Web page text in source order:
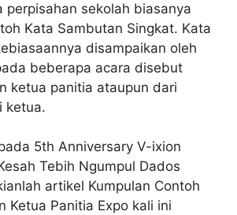
perpisahan sekolah biasanya
Kata Sambutan Singkat. Kata
disampaikan oleh
beberapa acara disebut
ketua panitia ataupun dari
ketua.
5th Anniversary V-ixion
Tebih Ngumpul Dados
artikel Kumpulan Contoh
Ketua Panitia Expo kali ini